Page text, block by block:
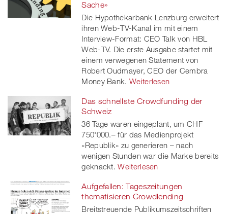
Sache»
Die Hypothekarbank Lenzburg erweitert
ihren Web-TV-Kanal im mit einem
Interview-Format: CEO Talk von HBL
Web-TV. Die erste Ausgabe startet mit
einem verwegenen Statement von
Robert Oudmayer, CEO der Cembra
Money Bank. Weiterlesen
Das schnellste Crowdfunding der
Schweiz
36 Tage waren eingeplant, um CHF
750'000.– für das Medienprojekt
«Republik» zu generieren – nach
wenigen Stunden war die Marke bereits
geknackt. Weiterlesen
Aufgefallen: Tageszeitungen
thematisieren Crowdlending
Breitstreuende Publikumszeitschriften